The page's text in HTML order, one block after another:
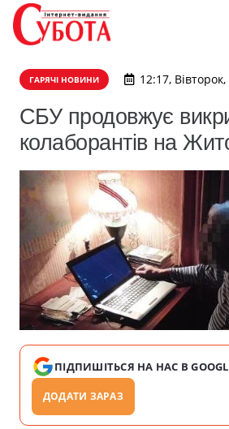
ГАРЯЧІ НОВИНИ 12:17,
СБУ продовжує
колаборантів на
ПІДПИШІТЬСЯ НА НАС В
ДОДАТИ ЗАРАЗ